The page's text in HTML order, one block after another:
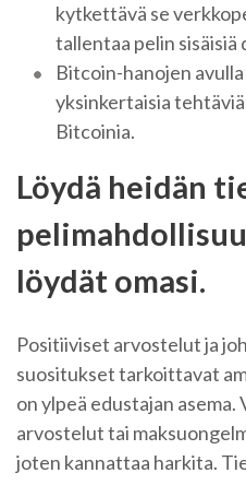
kytkettävä se
tallentaa pelin sisäisiä
Bitcoin-hanojen
yksinkertaisia
Bitcoinia.
Löydä heidän
löydät omasi.
Positiiviset arvostelut ja
suositukset tarkoittavat
on ylpeä edustajan
arvostelut tai
joten kannattaa harkita.